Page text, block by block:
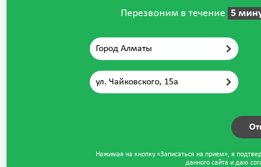
Перезвоним в течение 5
Город Алматы
ул. Чайковского, 15а
Нажимая на кнопку «Записаться на прием», я
данного сайта и даю